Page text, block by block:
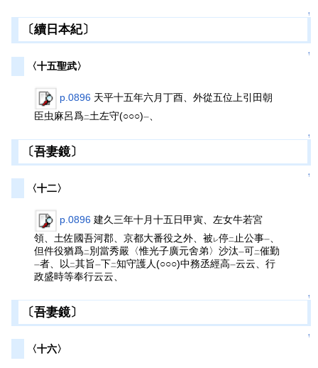
↑
〔續日本紀〕
↑
〈十五聖武〉
p.0896 天平十五年六月丁酉、外從五位上引田朝
臣虫麻呂爲二 土左守(○○○)一
↑
〔吾妻鏡〕
↑
〈十二〉
p.0896 建久三年十月十五日甲寅、左女牛若宮
領、土佐國吾河郡、京都大番役之外、被 レ停二 止公事一
但件役猶爲二 別當秀嚴〈惟光子廣元舍弟〉沙汰一可二催勤
一者、以 二其旨一下二知守護人(○○○)中務丞經高一云云、行
政盛時等奉行云云、
↑
〔吾妻鏡〕
↑
〈十六〉